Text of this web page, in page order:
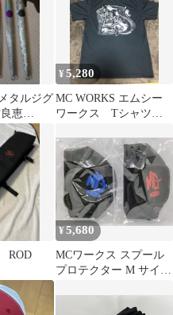
タルジグ
恵
¥5,280
MC WORKS エムシー
ワークス Tシャツ
ROD
¥5,680
MCワークス スプール
プロテクター M サイズ